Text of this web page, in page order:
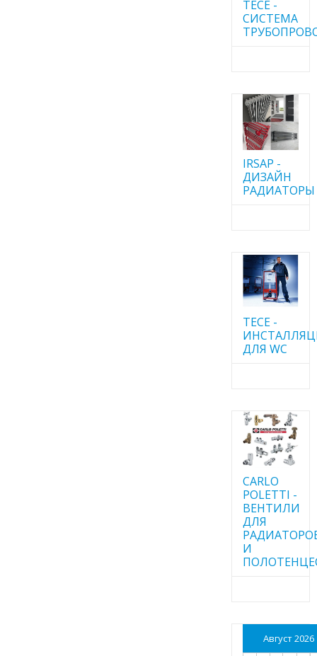
TECE -
CИСТЕМА
IRSAP -
ДИЗАЙН
РАДИАТОРЫ
TECE -
ДЛЯ WC
CARLO
POLETTI -
ВЕНТИЛИ
ДЛЯ
И
Август 2026